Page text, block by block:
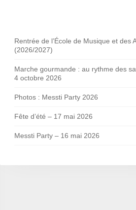
Rentrée de l’École de Musique et des
(2026/2027)
Marche gourmande : au rythme des
4 octobre 2026
Photos : Messti Party 2026
Fête d’été – 17 mai 2026
Messti Party – 16 mai 2026